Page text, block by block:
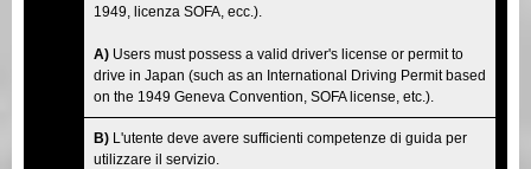
1949, licenza SOFA, ecc.).
A) Users must possess a valid driver's license or permit to
drive in Japan (such as an International Driving Permit based
on the 1949 Geneva Convention, SOFA license, etc.).
B) L'utente deve avere sufficienti competenze di guida per
utilizzare il servizio.